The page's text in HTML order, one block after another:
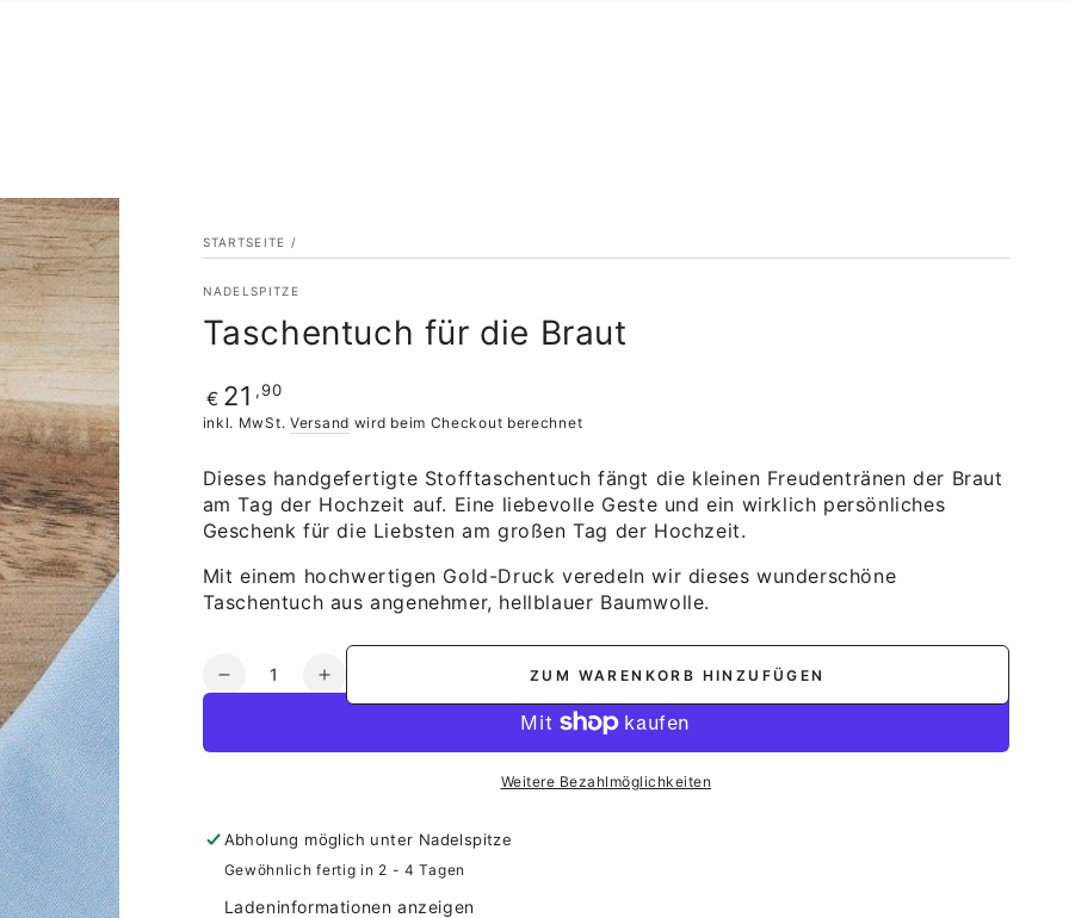
STARTSEITE /
NADELSPITZE
Taschentuch für die Braut
Regulärer
Preis
€ 21 ,90
inkl. MwSt. Versand wird beim Checkout berechnet
Dieses handgefertigte Stofftaschentuch fängt die kleinen Freudentränen der Braut
am Tag der Hochzeit auf. Eine liebevolle Geste und ein wirklich persönliches
Geschenk für die Liebsten am großen Tag der Hochzeit.
Mit einem hochwertigen Gold-Druck veredeln wir dieses wunderschöne
Taschentuch aus angenehmer, hellblauer Baumwolle.
Anzahl
Verringere
für
die
Braut
Erhöhe
die
für
die
Braut
ZUM WARENKORB HINZUFÜGEN
Weitere Bezahlmöglichkeiten
Abholung möglich unter Nadelspitze
Gewöhnlich fertig in 2 - 4 Tagen
Ladeninformationen anzeigen